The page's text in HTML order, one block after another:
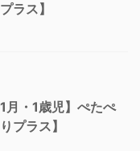
ラス】
月・1歳児】ぺたぺ
プラス】